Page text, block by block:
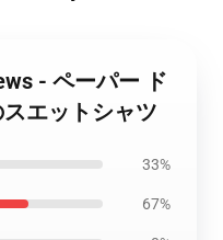
- ペーパー ド
エットシャツ
33%
67%